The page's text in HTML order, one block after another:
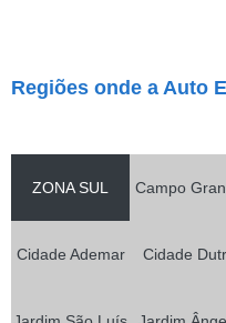
Regiões onde a Auto
ZONA SUL Campo
Cidade Ademar Cidade